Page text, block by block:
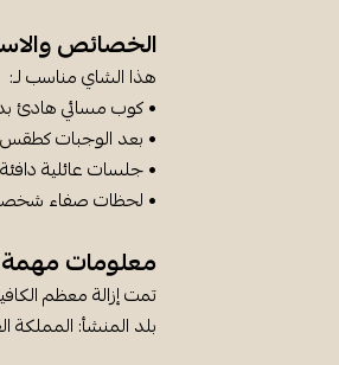
الخصائص
هذا الشاي مناسب لـ:
• كوب مسائي هادئ
• بعد الوجبات
• جلسات عائلية دافئة
• لحظات صفاء
معلومات مهمة
تمت إزالة معظم
بلد المنشأ: المملكة